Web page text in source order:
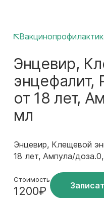
Энцевир,
энцефалит,
от 18 лет,
мл
Энцевир, Клещевой
18 лет, Ампула/
Стоимость
1200₽